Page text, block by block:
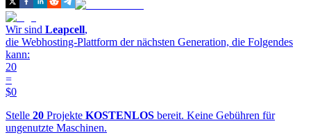
Wir sind Leapcell,
die Webhosting-Plattform der nächsten Generation, die Folgendes
kann:
20
=
$0
Stelle 20 Projekte KOSTENLOS bereit. Keine Gebühren für
ungenutzte Maschinen.